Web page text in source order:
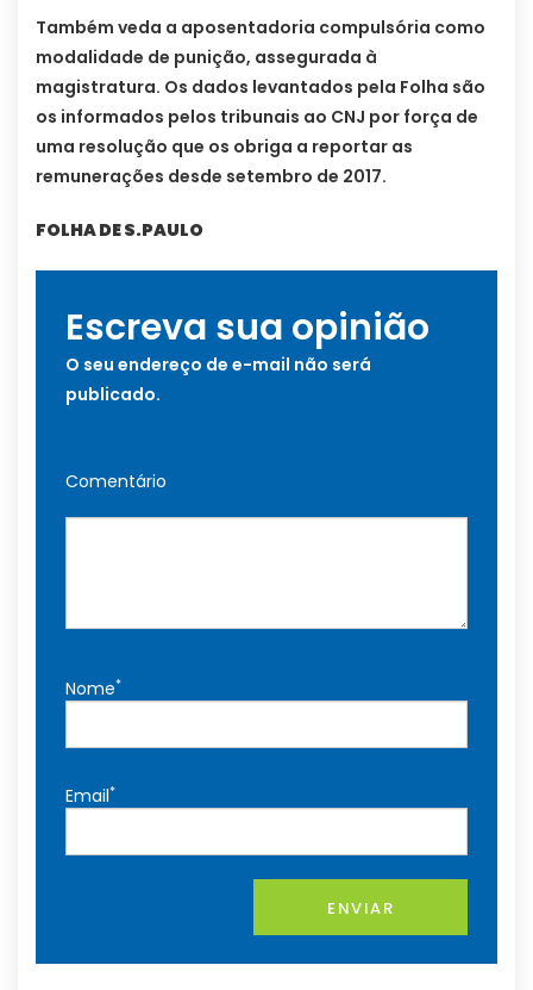
Também veda a aposentadoria compulsória como
modalidade de punição, assegurada à
magistratura. Os dados levantados pela Folha são
os informados pelos tribunais ao CNJ por força de
uma resolução que os obriga a reportar as
remunerações desde setembro de 2017.
FOLHA DE S.PAULO
Escreva sua opinião
O seu endereço de e-mail não será
publicado.
Comentário
Nome*
Email*
ENVIAR